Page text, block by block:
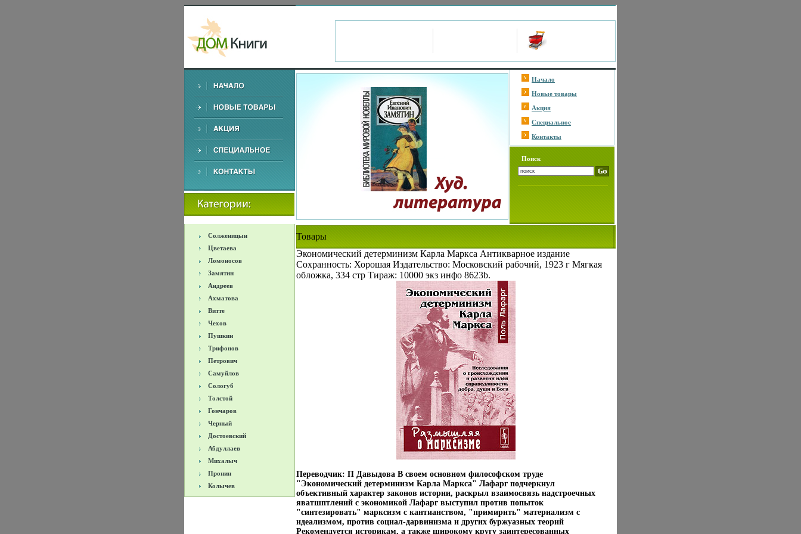
Начало
Новые товары
Акция
Специальное
Контакты
Поиск
Солженицын
Цветаева
Ломоносов
Замятин
Андреев
Ахматова
Витте
Чехов
Пушкин
Трифонов
Петрович
Самуйлов
Сологуб
Толстой
Гончаров
Черный
Достоевский
Абдуллаев
Михалыч
Пронин
Колычев
Товары
Экономический детерминизм Карла Маркса Антикварное издание
Сохранность: Хорошая Издательство: Московский рабочий, 1923 г Мягкая
обложка, 334 стр Тираж: 10000 экз инфо 8623b.
Переводчик: П Давыдова В своем основном философском труде
"Экономический детерминизм Карла Маркса" Лафарг подчеркнул
объективный характер законов истории, раскрыл взаимосвязь надстроечных
яватшптлений с экономикой Лафарг выступил против попыток
"синтезировать" марксизм с кантианством, "примирить" материализм с
идеализмом, против социал-дарвинизма и других буржуазных теорий
Рекомендуется историкам, а также широкому кругу заинтересованных